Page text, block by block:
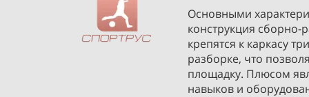
Основными
конструкция
крепятся к каркасу
разборке, что
площадку. Плюсом
навыков и